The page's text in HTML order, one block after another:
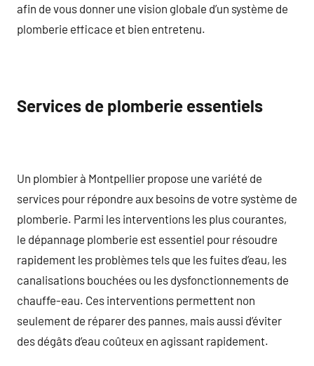
afin de vous donner une vision globale d’un système de
plomberie efficace et bien entretenu.
Services de plomberie essentiels
Un plombier à Montpellier propose une variété de
services pour répondre aux besoins de votre système de
plomberie. Parmi les interventions les plus courantes,
le dépannage plomberie est essentiel pour résoudre
rapidement les problèmes tels que les fuites d’eau, les
canalisations bouchées ou les dysfonctionnements de
chauffe-eau. Ces interventions permettent non
seulement de réparer des pannes, mais aussi d’éviter
des dégâts d’eau coûteux en agissant rapidement.